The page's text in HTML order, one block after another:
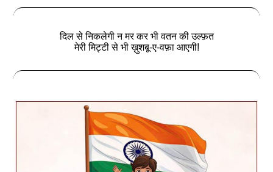
दिल से निकलेगी न मर कर भी वतन की उल्फ़त
मेरी मिट्टी से भी ख़ुशबू-ए-वफ़ा आएगी!